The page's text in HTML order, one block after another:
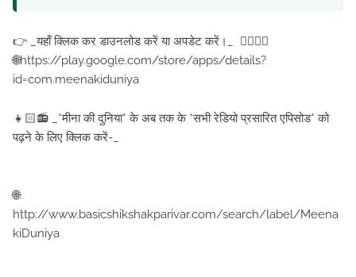
👉 _यहाँ क्लिक कर डाउनलोड करें या अपडेट करें।_ 👇🏽👇🏽
🌐https://play.google.com/store/apps/details?
id=com.meenakiduniya
👧🏻📻 _*मीना की दुनिया* के अब तक के *सभी रेडियो प्रसारित एपिसोड* को
पढ़ने के लिए क्लिक करें-_
🌐
http://www.basicshikshakparivar.com/search/label/Meena
kiDuniya